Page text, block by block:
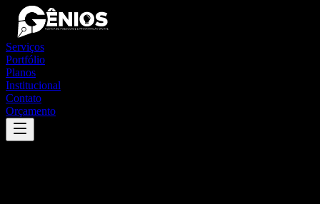
Serviços
Portfólio
Planos
Institucional
Contato
Orçamento